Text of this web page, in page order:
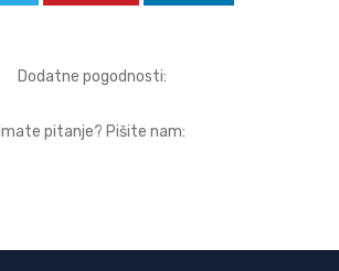
Dodatne pogodnosti:
Imate pitanje? Pišite nam: